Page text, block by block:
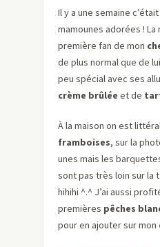
Il y a une semaine
mamounes adorées ! La
première fan de mon
de plus normal que de
peu spécial avec ses
crème brûlée et de
À la maison on est
framboises, sur la
unes mais les
sont pas très loin sur la
hihihi ^.^ J’ai aussi
premières pêches
pour en ajouter sur mon